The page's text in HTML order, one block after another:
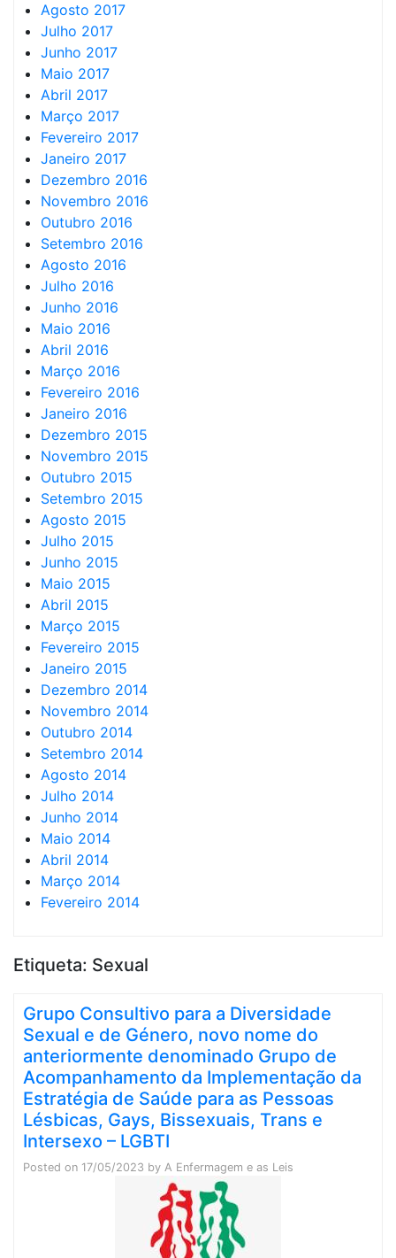
Agosto 2017
Julho 2017
Junho 2017
Maio 2017
Abril 2017
Março 2017
Fevereiro 2017
Janeiro 2017
Dezembro 2016
Novembro 2016
Outubro 2016
Setembro 2016
Agosto 2016
Julho 2016
Junho 2016
Maio 2016
Abril 2016
Março 2016
Fevereiro 2016
Janeiro 2016
Dezembro 2015
Novembro 2015
Outubro 2015
Setembro 2015
Agosto 2015
Julho 2015
Junho 2015
Maio 2015
Abril 2015
Março 2015
Fevereiro 2015
Janeiro 2015
Dezembro 2014
Novembro 2014
Outubro 2014
Setembro 2014
Agosto 2014
Julho 2014
Junho 2014
Maio 2014
Abril 2014
Março 2014
Fevereiro 2014
Etiqueta: Sexual
Grupo Consultivo para a Diversidade
Sexual e de Género, novo nome do
anteriormente denominado Grupo de
Acompanhamento da Implementação da
Estratégia de Saúde para as Pessoas
Lésbicas, Gays, Bissexuais, Trans e
Intersexo – LGBTI
Posted on 17/05/2023 by A Enfermagem e as Leis